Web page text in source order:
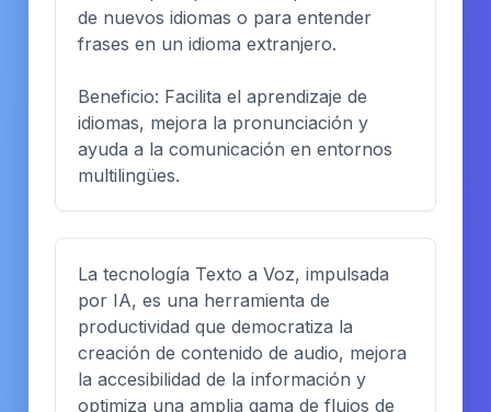
de nuevos idiomas o para entender
frases en un idioma extranjero.
Beneficio: Facilita el aprendizaje de
idiomas, mejora la pronunciación y
ayuda a la comunicación en entornos
multilingües.
La tecnología Texto a Voz, impulsada
por IA, es una herramienta de
productividad que democratiza la
creación de contenido de audio, mejora
la accesibilidad de la información y
optimiza una amplia gama de flujos de